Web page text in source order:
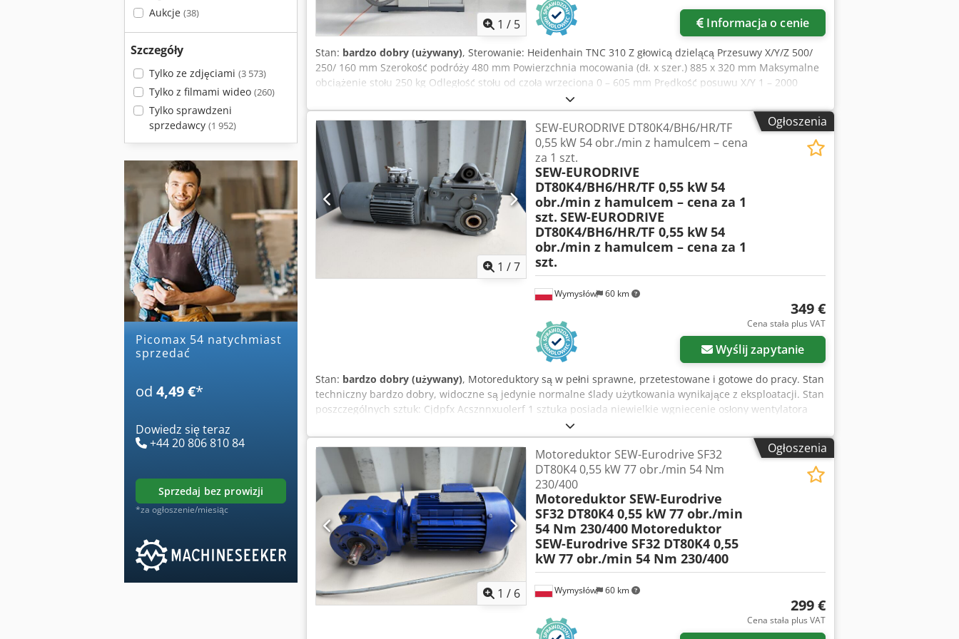
Aukcje (38)
Szczegóły
Tylko ze zdjęciami (3 573)
Tylko z filmami wideo (260)
Tylko sprawdzeni
sprzedawcy (1 952)
picomax 54 natychmiast
sprzedać
od 4,49 €*
Dowiedz się teraz
+44 20 806 810 84
sprzedaj bez prowizji
*za ogłoszenie/miesiąc
1 / 5 Informacja o cenie
Stan: bardzo dobry (używany), Sterowanie: Heidenhain TNC 310 Z głowicą dzielącą Przesuwy X/Y/Z 500/
250/ 160 mm Szerokość podróży 480 mm Powierzchnia mocowania (dł. x szer.) 885 x 320 mm Maksymalne
obciążenie stołu 250 kg Odległość stołu od czoła wrzeciona 0 – 605 mm Prędkość posuwu X/Y 1 – 2000
mm/min Prędkość posuwu Z 1 – 1200 mm/min Narzędzie – system szybkiej wymiany SF 32 Csdpfxswkrn Ie
Acljrf Zakres prędkości bezstopniowo regulowany 9200 obr./min Moc napędu 5 kW Wymagania dotyczące
miejsca (szer. x gł. x wys.) 1850 x 2550 x 2400 mm
Ogłoszenia
1 /7
Wymysłów 60 km
SEW-EURODRIVE DT80K4/BH6/HR/TF
0,55 kW 54 obr./min z hamulcem – cena
za 1 szt.
SEW-EURODRIVE
DT80K4/BH6/HR/TF 0,55 kW 54
obr./min z hamulcem – cena za 1
szt. SEW-EURODRIVE
DT80K4/BH6/HR/TF 0,55 kW 54
obr./min z hamulcem – cena za 1
szt.
349 €
Cena stała plus VAT
Wyślij zapytanie
Stan: bardzo dobry (używany), Motoreduktory są w pełni sprawne, przetestowane i gotowe do pracy. Stan
techniczny bardzo dobry, widoczne są jedynie normalne ślady użytkowania wynikające z eksploatacji. Stan
poszczególnych sztuk: Cjdpfx Acsznnxuolerf 1 sztuka posiada niewielkie wgniecenie osłony wentylatora
(widoczne na zdjęciach). 1 sztuka posiada niewielkie uszkodzenie simeringu (uszczelniacza wału
wyjściowego) – widoczne na zdjęciu. Cena dotyczy 1 sztuki. Dane techniczne: Producent: SEW-EURODRIVE
Typ silnika: DT80K4/BH6/HR/TF Moc: 0,55 kW Prędkość obrotowa silnika: 1360 obr./min Prędkość obrotowa
wyjściowa: 54 obr./min Silnik trójfazowy Hamulec elektromagnetyczny Stopień ochrony: IP54 Klasa izolacji:
F Kraj produkcji: Austria Zakres sprzedaży obejmuje dokładnie to, co przedstawiono na zdjęciach.
Motoreduktory doskonale nadają się do napędu przenośników, podajników, maszyn produkcyjnych,
pakujących oraz innych urządzeń przemysłowych. Cena podana w ogłoszeniu dotyczy jednej sztuki
Ogłoszenia
1 / 6 Wymysłów 60 km
Motoreduktor SEW-Eurodrive SF32
DT80K4 0,55 kW 77 obr./min 54 Nm
230/400
Motoreduktor SEW-Eurodrive
SF32 DT80K4 0,55 kW 77 obr./min
54 Nm 230/400 Motoreduktor
SEW-Eurodrive SF32 DT80K4 0,55
kW 77 obr./min 54 Nm 230/400
299 €
Cena stała plus VAT